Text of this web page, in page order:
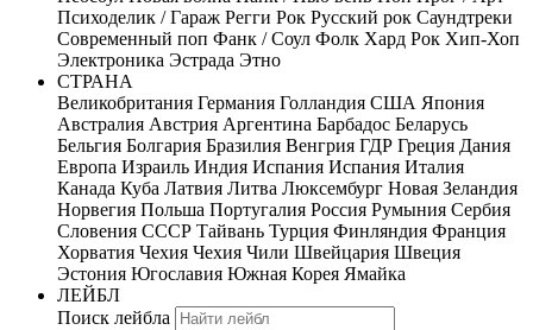
Психоделик / Гараж Регги Рок Русский рок Саундтреки
Современный поп Фанк / Соул Фолк Хард Рок Хип-Хоп
Электроника Эстрада Этно
СТРАНА
Великобритания Германия Голландия США Япония
Австралия Австрия Аргентина Барбадос Беларусь
Бельгия Болгария Бразилия Венгрия ГДР Греция Дания
Европа Израиль Индия Испания Испания Италия
Канада Куба Латвия Литва Люксембург Новая Зеландия
Норвегия Польша Португалия Россия Румыния Сербия
Словения СССР Тайвань Турция Финляндия Франция
Хорватия Чехия Чехия Чили Швейцария Швеция
Эстония Югославия Южная Корея Ямайка
ЛЕЙБЛ
Поиск лейбла